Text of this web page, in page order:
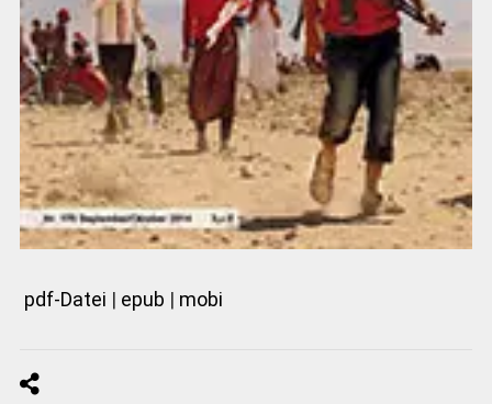
pdf-Datei | epub | mobi